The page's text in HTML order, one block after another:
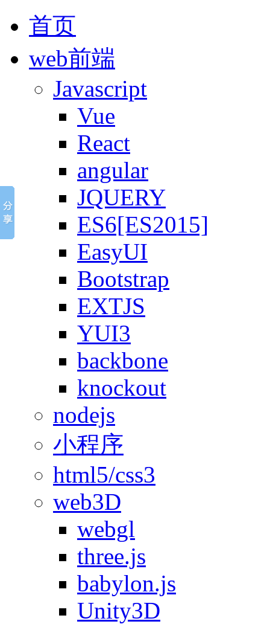
首页
web前端
Javascript
Vue
React
angular
JQUERY
ES6[ES2015]
EasyUI
Bootstrap
EXTJS
YUI3
backbone
knockout
nodejs
小程序
html5/css3
web3D
webgl
three.js
babylon.js
Unity3D